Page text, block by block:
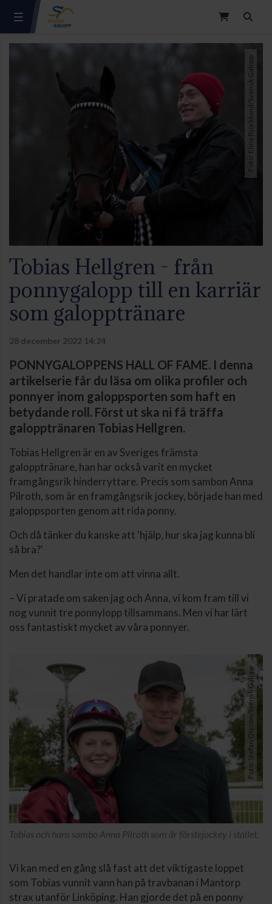
Foto: Elina Björklund/Svensk Galopp
Tobias Hellgren - från
ponnygalopp till en karriär
som galopptränare
28 december 2022 14:24
PONNYGALOPPENS HALL OF FAME. I denna
artikelserie får du läsa om olika profiler och
ponnyer inom galoppsporten som haft en
betydande roll. Först ut ska ni få träffa
galopptränaren Tobias Hellgren.
Tobias Hellgren är en av Sveriges främsta
galopptränare, han har också varit en mycket
framgångsrik hinderryttare. Precis som sambon Anna
Pilroth, som är en framgångsrik jockey, började han med
galoppsporten genom att rida ponny.
Och då tänker du kanske att 'hjälp‚ hur ska jag kunna bli
så bra?'
Men det handlar inte om att vinna allt.
– Vi pratade om saken jag och Anna, vi kom fram till vi
nog vunnit tre ponnylopp tillsammans. Men vi har lärt
oss fantastiskt mycket av våra ponnyer.
Foto: Stefan Olsson/Svensk Galopp
Tobias och hans sambo Anna Pilroth som är förstejockey i stallet.
Vi kan med en gång slå fast att det viktigaste loppet
som Tobias vunnit vann han på travbanan i Mantorp
strax utanför Linköping. Han gjorde det på en ponny